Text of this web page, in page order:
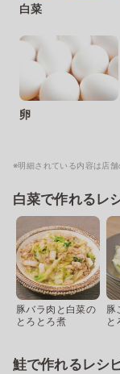
白菜
卵
※明細されている内容は店舗
白菜で作れるレ
豚バラ肉と白菜の
とろとろ煮
豚
と
鮭で作れるレシ